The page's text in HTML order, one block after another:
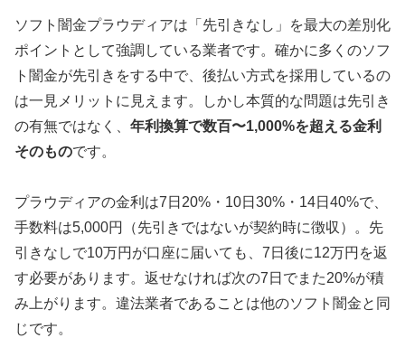
ソフト闇金プラウディアは「先引きなし」を最大の差別化
ポイントとして強調している業者です。確かに多くのソフ
ト闇金が先引きをする中で、後払い方式を採用しているの
は一見メリットに見えます。しかし本質的な問題は先引き
の有無ではなく、 年利換算で数百〜1,000%を超える金利
そのものです。
プラウディアの金利は7日20%・10日30%・14日40%で、
手数料は5,000円（先引きではないが契約時に徴収）。先
引きなしで10万円が口座に届いても、7日後に12万円を返
す必要があります。返せなければ次の7日でまた20%が積
み上がります。違法業者であることは他のソフト闇金と同
じです。